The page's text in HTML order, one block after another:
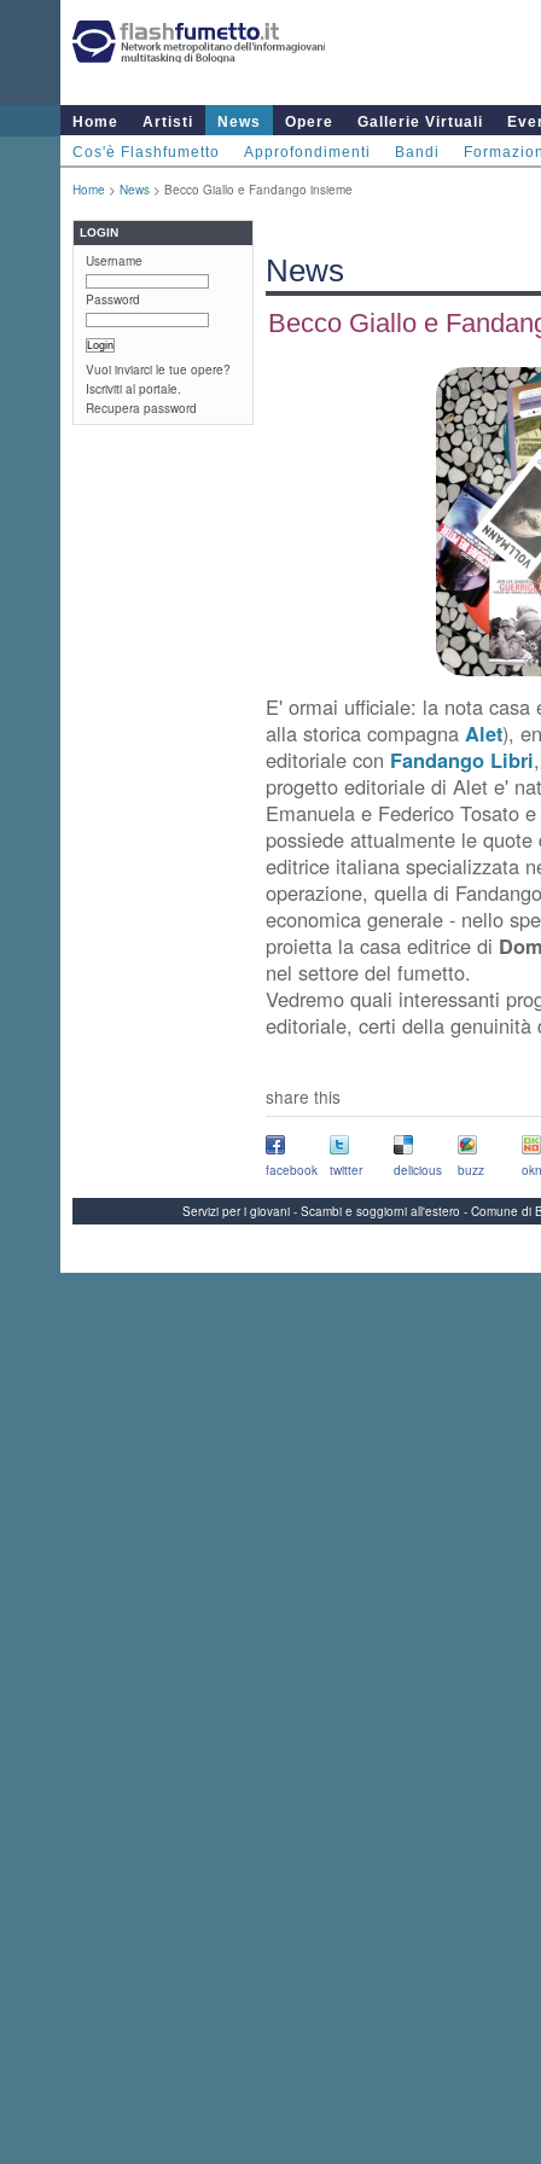
Home Artisti News Opere Gallerie Virtuali
Cos'è Flashfumetto
Approfondimenti Bandi
Home > News > Becco Giallo e Fandango insieme
LOGIN
Username
Password
Vuoi inviarci le tue opere?
Iscriviti al portale.
Recupera password
News
Becco Giallo e
E' ormai ufficiale: la nota
alla storica compagna Alet),
editoriale con Fandango Libri
progetto editoriale di Alet e'
Emanuela e Federico Tosato
possiede attualmente le
editrice italiana specializzata
operazione, quella di
economica generale - nello
proietta la casa editrice di
nel settore del fumetto.
Vedremo quali interessanti
editoriale, certi della
share this
facebook twitter delicious buzz
Servizi per i giovani - Scambi e soggiorni all'estero - Comune